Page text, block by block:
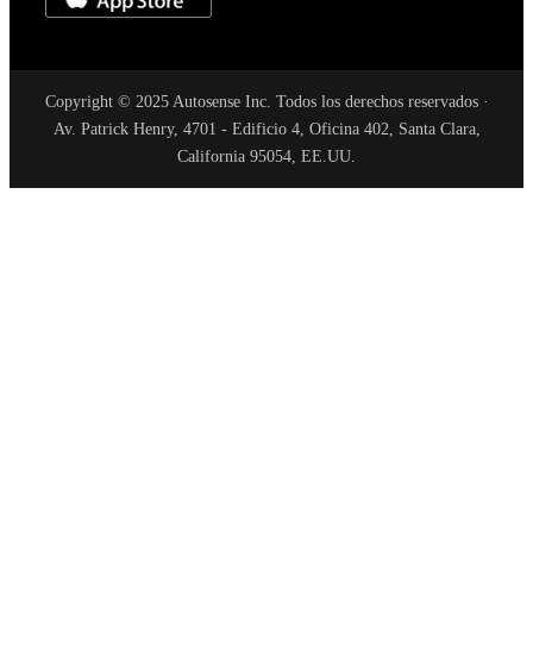
Copyright © 2025 Autosense Inc. Todos los derechos reservados ·
Av. Patrick Henry, 4701 - Edificio 4, Oficina 402, Santa Clara,
California 95054, EE.UU.